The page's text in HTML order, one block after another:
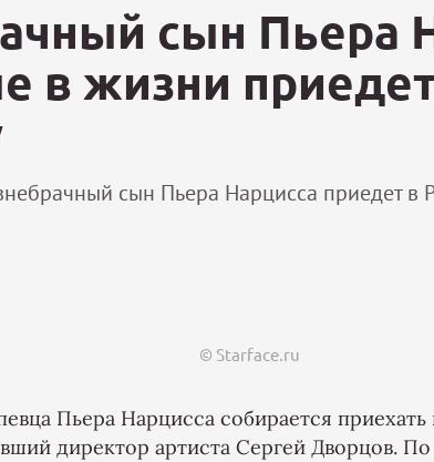
сын Пьера
в жизни
сын Пьера Нарцисса приедет в
© Starface.ru
Пьера Нарцисса собирается
директор артиста Сергей Дворцов.